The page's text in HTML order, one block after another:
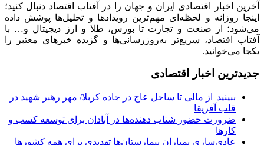
آخرین اخبار اقتصادی ایران و جهان را در آفتاب اقتصاد دنبال کنید؛
اینجا روزانه و لحظه‌ای مهم‌ترین رویدادها و تحلیل‌ها پوشش داده
می‌شود؛ از صنعت و تجارت تا بورس، طلا و ارز دیجیتال و… با
آفتاب اقتصاد، سریع‌تر به‌روزرسانی‌ها و گزیده خبرهای معتبر را
یکجا می‌خوانید.
جدیدترین اخبار اقتصادی
ببینید| از مالی تا ساحل عاج در جاده کربلا/ مهر رهبر شهید در
قلب آفریقا
ضرورت حضور شتاب ‌دهنده‌ها در آبادان برای توسعه کسب‌ و
کارها
عادی‌سازی بمباران بیمارستان‌ها تهدیدی برای همه کشورها